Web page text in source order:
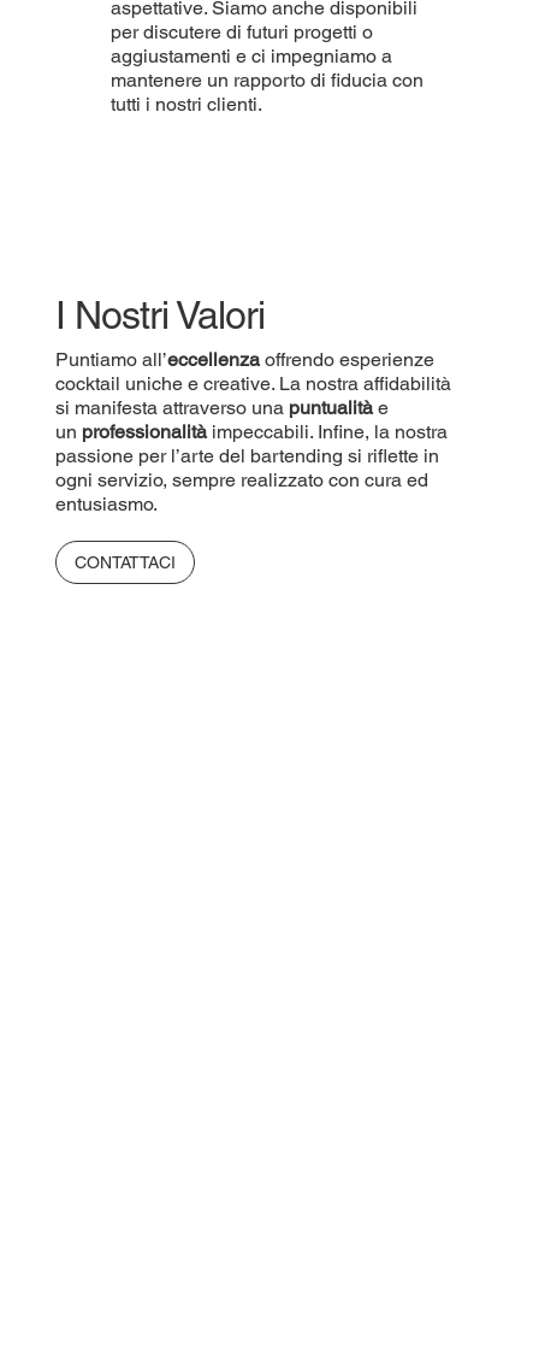
I Nostri Valori
Puntiamo all’eccellenzaoffrendo esperienze
cocktail uniche e creative. La nostra affidabilità
si manifesta attraverso una puntualitàe
un professionalitàimpeccabili. Infine, la nostra
passione per l’arte del bartending si riflette in
ogni servizio, sempre realizzato con cura ed
entusiasmo.
CONTATTACI
aspettative. Siamo anche disponibili
per discutere di futuri progetti o
aggiustamenti e ci impegniamo a
mantenere un rapporto di fiducia con
tutti i nostri clienti.